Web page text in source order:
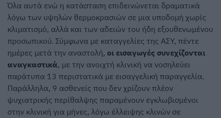
Όλα αυτά ενώ η κατάσταση επιδεινώνεται δραματικά
λόγω των υψηλών θερμοκρασιών σε μια υποδομή χωρίς
κλιματισμό, αλλά και των αδειών του ήδη εξουθενωμένου
προσωπικού. Σύμφωνα με καταγγελίες της ΑΣΥ, πέντε
ημέρες μετά την αναστολή, οι εισαγωγές συνεχίζονται
αναγκαστικά, με την ανοιχτή κλινική να νοσηλεύει
παράτυπα 13 περιστατικά με εισαγγελική παραγγελία.
Παράλληλα, 9 ασθενείς που δεν χρίζουν πλέον
ψυχιατρικής περίθαλψης παραμένουν εγκλωβισμένοι
στην κλινική για μήνες, λόγω έλλειψης κλινών σε